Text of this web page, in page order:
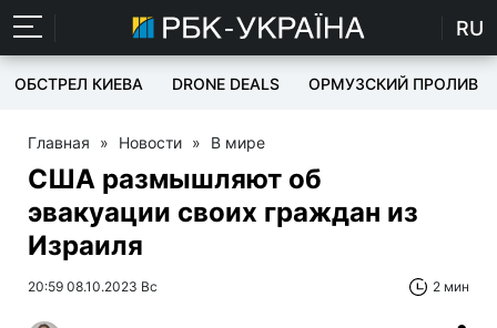
RU
ОБСТРЕЛ КИЕВА DRONE DEALS ОРМУЗСКИЙ ПРОЛИВ
Главная » Новости » В мире
США размышляют об
эвакуации своих граждан из
Израиля
20:59 08.10.2023 Вс 2 мин